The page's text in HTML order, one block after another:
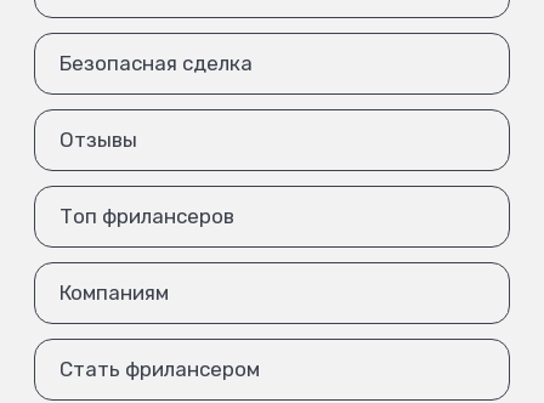
Безопасная сделка
Отзывы
Топ фрилансеров
Компаниям
Стать фрилансером